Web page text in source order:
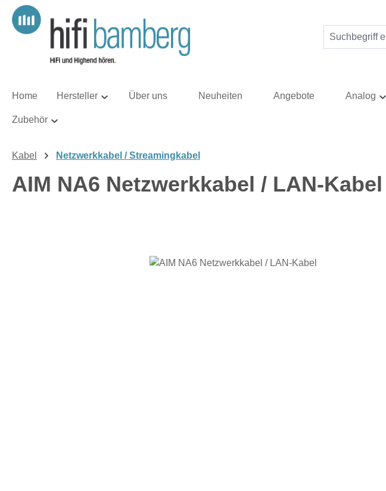
Hauptinhalt springen
Zur Suche springen
Zur Hauptnavigation springen
Home Hersteller Über uns Neuheiten Angebote Analog
Zubehör
Kabel Netzwerkkabel / Streamingkabel
AIM NA6 Netzwerkkabel / LAN-Kabel